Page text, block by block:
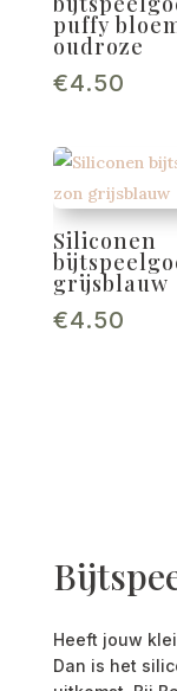
puffy
oudroze
€4.50
Siliconen
grijsblauw
€4.50
Heeft jouw
Dan is het